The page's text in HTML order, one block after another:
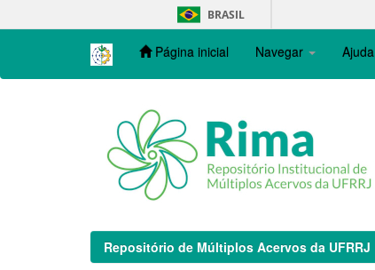
navigation
BRASIL
Página inicial Navegar Ajuda
Repositório de Múltiplos Acervos da UFRRJ